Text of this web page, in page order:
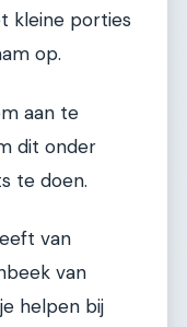
kleine porties
op.
aan te
dit onder
te doen.
van
van
helpen bij